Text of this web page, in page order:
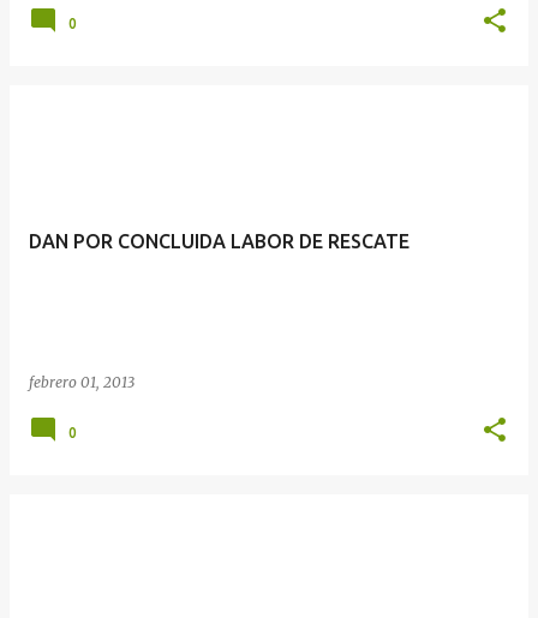
0
DAN POR CONCLUIDA LABOR DE RESCATE
febrero 01, 2013
0